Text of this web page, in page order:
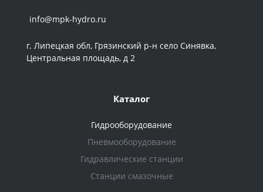
info@mpk-hydro.ru
г. Липецкая обл, Грязинский р-н село Синявка,
Центральная площадь, д 2
Каталог
Гидрооборудование
Пневмооборудование
Гидравлические станции
Станции смазочные